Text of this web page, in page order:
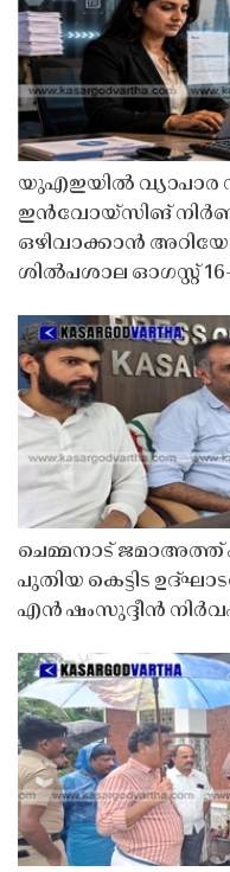
യുഎഇയിൽ വ്യാപാര
ഇൻവോയ്സിങ്
ഒഴിവാക്കാൻ
ശിൽപശാല ഓഗസ്റ്റ്
ചെമ്മനാട്
പുതിയ കെട്ടിട
എൻ ഷംസുദ്ദീൻ